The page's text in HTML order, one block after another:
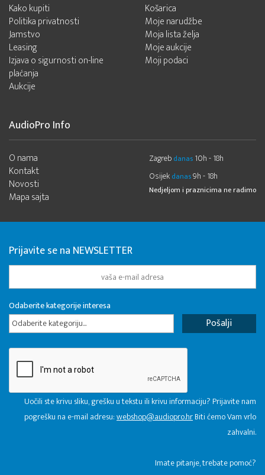
Kako kupiti
Politika privatnosti
Jamstvo
Leasing
Izjava o sigurnosti on-line
plaćanja
Aukcije
Košarica
Moje narudžbe
Moja lista želja
Moje aukcije
Moji podaci
AudioPro Info
O nama
Kontakt
Novosti
Mapa sajta
Zagreb danas 10h - 18h
Osijek danas9h - 18h
Nedjeljom i praznicima ne radimo
Prijavite se na NEWSLETTER
Odaberite kategorije interesa
Odaberite kategoriju...
Uočili ste krivu sliku, grešku u tekstu ili krivu informaciju? Prijavite nam
pogrešku na e-mail adresu:webshop@audiopro.hrBiti ćemo Vam vrlo
zahvalni.
​Imate pitanje, trebate pomoć?